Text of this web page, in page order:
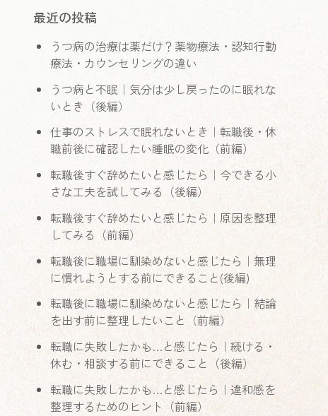
最近の投稿
うつ病の治療は薬だけ？薬物療法・認知行動
療法・カウンセリングの違い
うつ病と不眠｜気分は少し戻ったのに眠れな
いとき（後編）
仕事のストレスで眠れないとき｜転職後・休
職前後に確認したい睡眠の変化（前編）
転職後すぐ辞めたいと感じたら｜今できる小
さな工夫を試してみる（後編）
転職後すぐ辞めたいと感じたら｜原因を整理
してみる（前編）
転職後に職場に馴染めないと感じたら｜無理
に慣れようとする前にできること(後編)
転職後に職場に馴染めないと感じたら｜結論
を出す前に整理したいこと（前編）
転職に失敗したかも…と感じたら｜続ける・
休む・相談する前にできること（後編）
転職に失敗したかも…と感じたら｜違和感を
整理するためのヒント（前編）